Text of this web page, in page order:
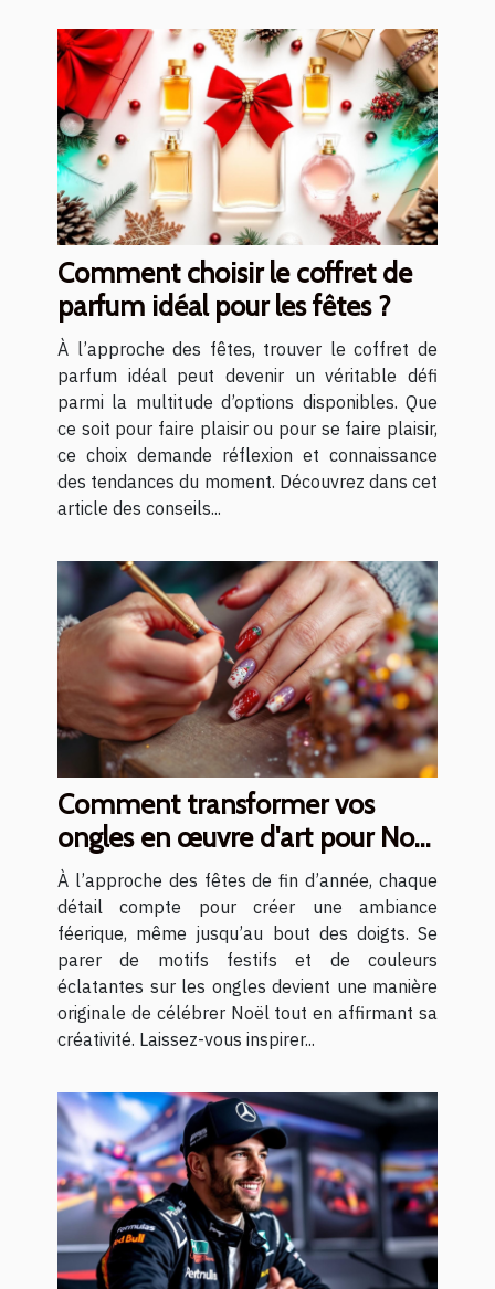
Comment choisir le coffret de
parfum idéal pour les fêtes ?
À l’approche des fêtes, trouver le coffret de
parfum idéal peut devenir un véritable défi
parmi la multitude d’options disponibles. Que
ce soit pour faire plaisir ou pour se faire plaisir,
ce choix demande réflexion et connaissance
des tendances du moment. Découvrez dans cet
article des conseils...
Comment transformer vos
ongles en œuvre d'art pour Noël
?
À l’approche des fêtes de fin d’année, chaque
détail compte pour créer une ambiance
féerique, même jusqu’au bout des doigts. Se
parer de motifs festifs et de couleurs
éclatantes sur les ongles devient une manière
originale de célébrer Noël tout en affirmant sa
créativité. Laissez-vous inspirer...